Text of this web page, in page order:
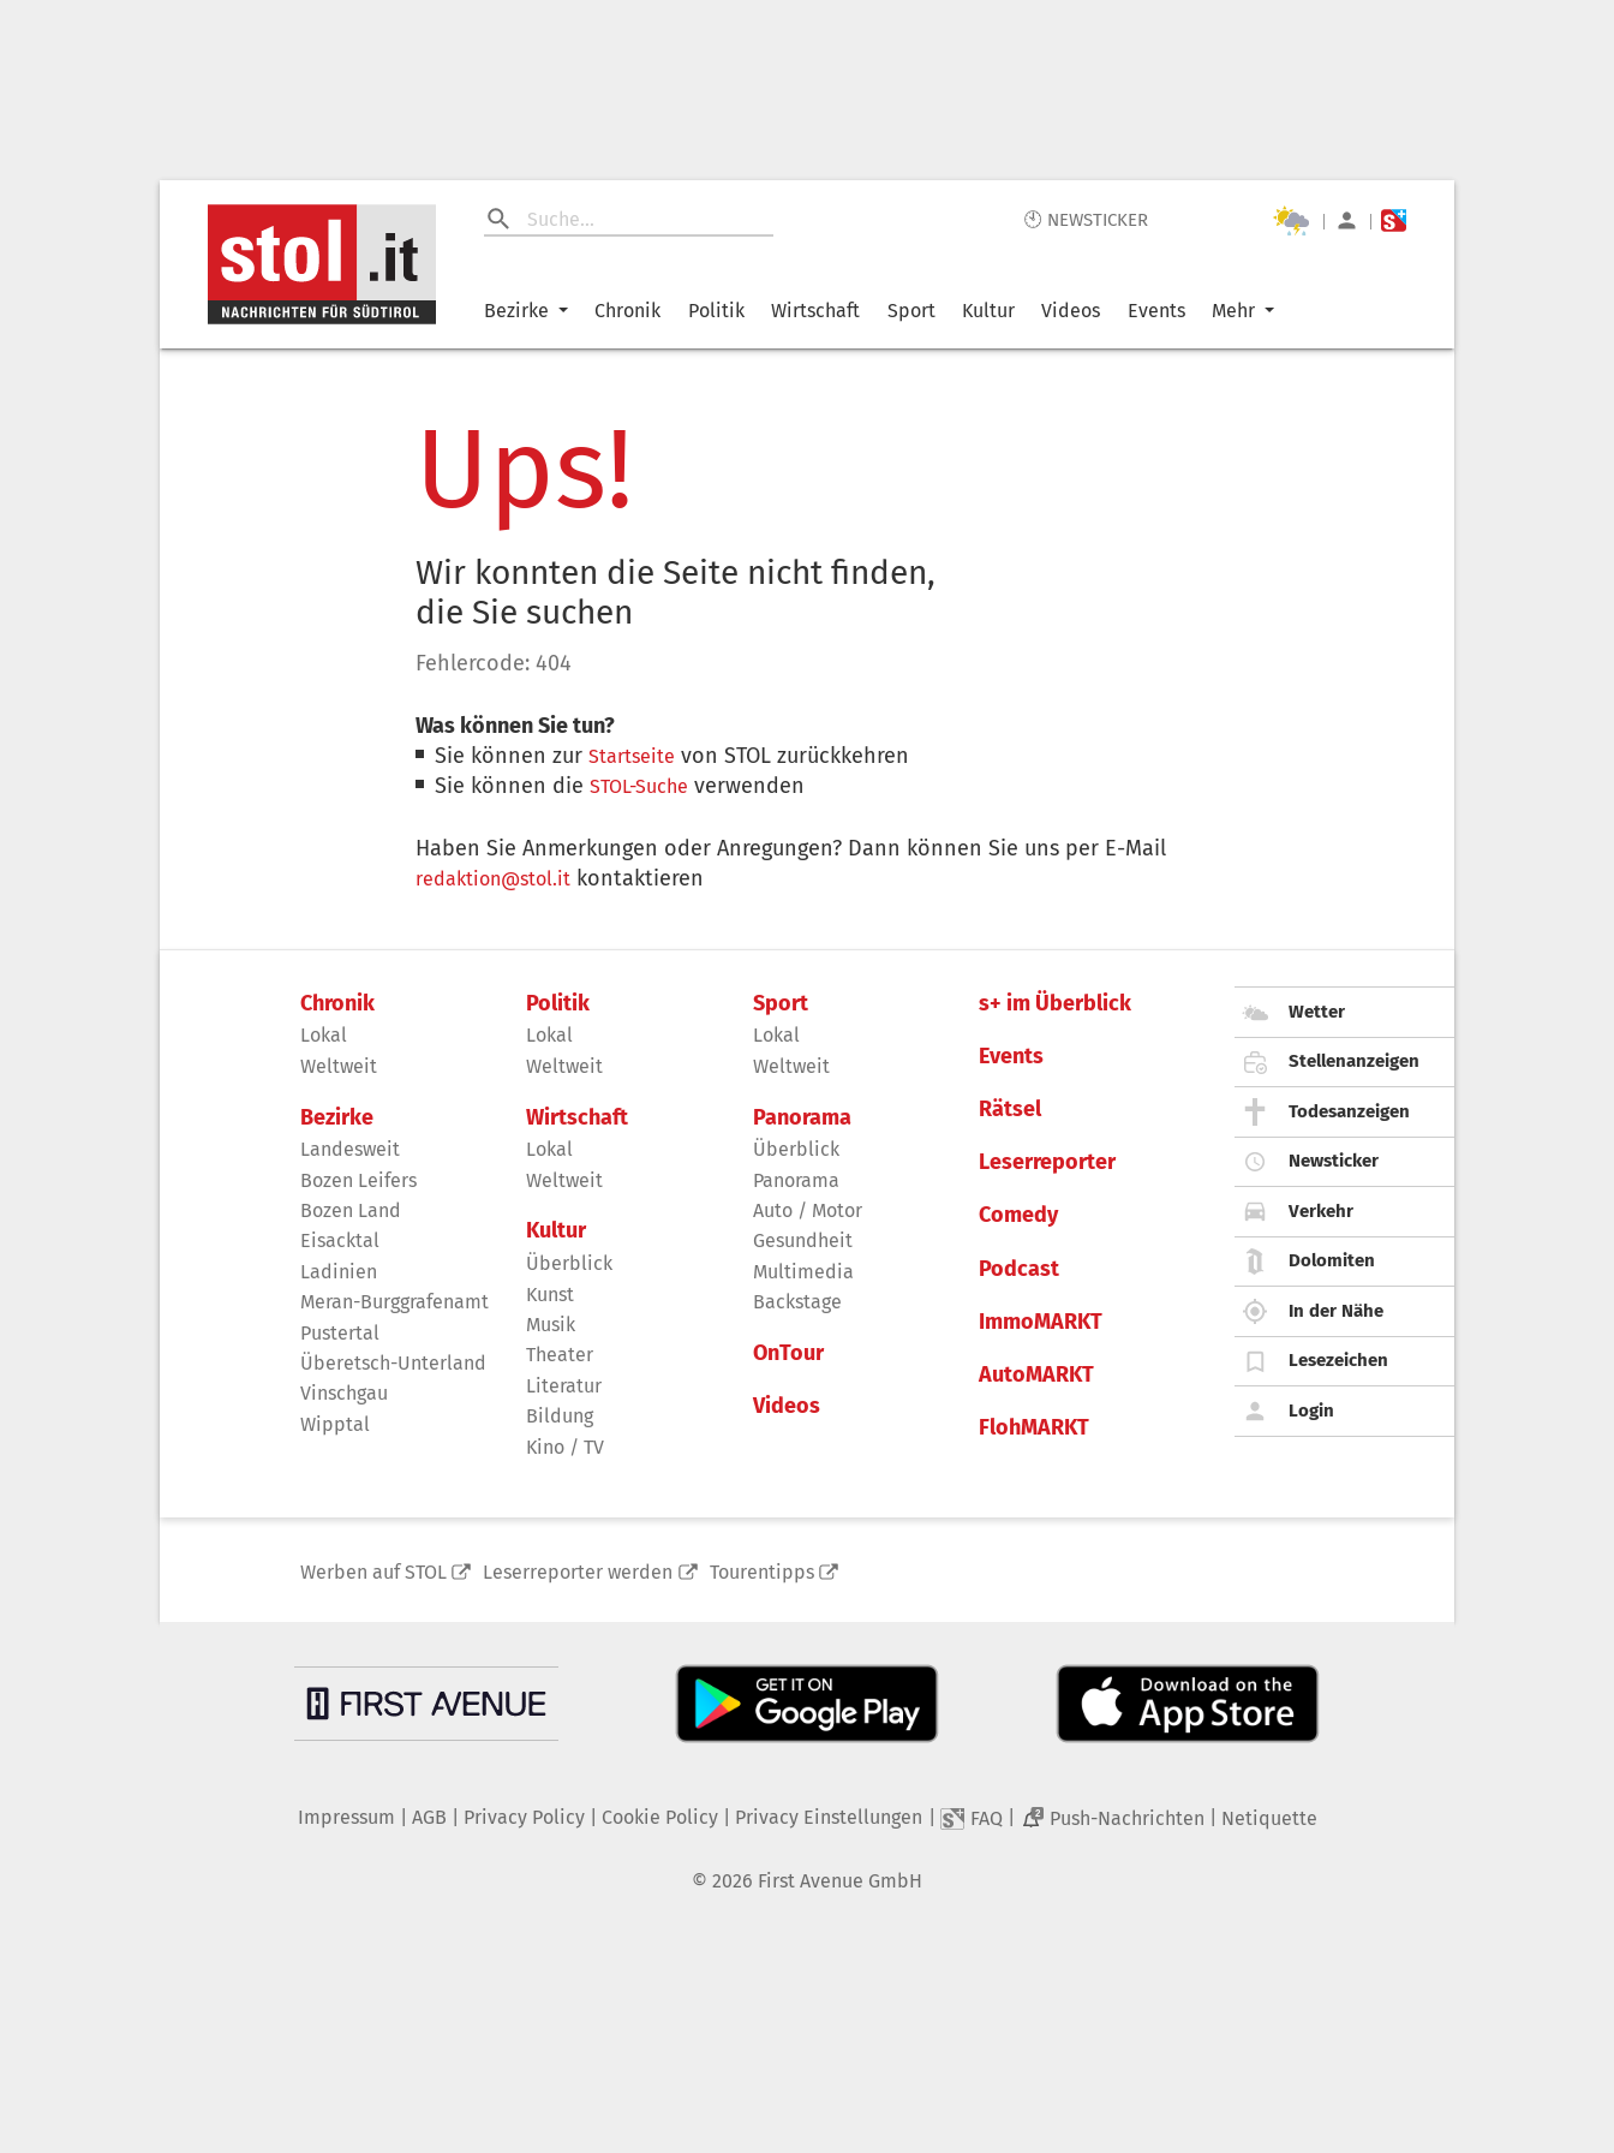
🕙 NEWSTICKER | |
Bezirke Chronik Politik Wirtschaft Sport Kultur Videos Events Mehr
Ups!
Wir konnten die Seite nicht finden,
die Sie suchen
Fehlercode: 404
Was können Sie tun?
Sie können zurStartseite von STOL zurückkehren
Sie können dieSTOL-Suche verwenden
Haben Sie Anmerkungen oder Anregungen? Dann können Sie uns per E-Mail
redaktion@stol.it kontaktieren
Chronik
Lokal
Weltweit
Bezirke
Landesweit
Bozen Leifers
Bozen Land
Eisacktal
Ladinien
Meran-Burggrafenamt
Pustertal
Überetsch-Unterland
Vinschgau
Wipptal
Politik
Lokal
Weltweit
Wirtschaft
Lokal
Weltweit
Kultur
Überblick
Kunst
Musik
Theater
Literatur
Bildung
Kino / TV
Sport
Lokal
Weltweit
Panorama
Überblick
Panorama
Auto / Motor
Gesundheit
Multimedia
Backstage
OnTour
Videos
s+ im Überblick
Events
Rätsel
Leserreporter
Comedy
Podcast
ImmoMARKT
AutoMARKT
FlohMARKT
Wetter
Stellenanzeigen
Todesanzeigen
Newsticker
Verkehr
Dolomiten
In der Nähe
Lesezeichen
Login
Werben auf STOL Leserreporter werden Tourentipps
Impressum AGB Privacy Policy| Cookie Policy| Privacy Einstellungen FAQ 2 Push-Nachrichten Netiquette
© 2026 First Avenue GmbH